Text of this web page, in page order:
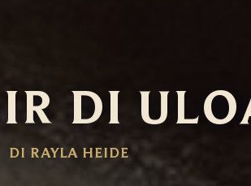
DI
DI RAYLA HEIDE